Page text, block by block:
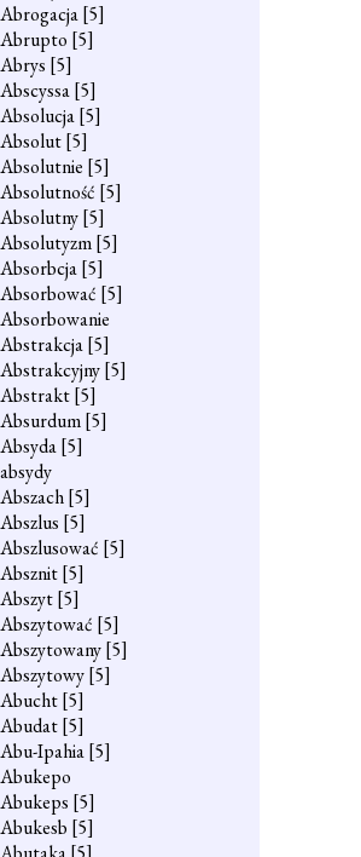
Abrogacja[5]
Abrupto [5]
Abrys [5]
Abscyssa[5]
Absolucja[5]
Absolut[5]
Absolutnie [5]
Absolutność [5]
Absolutny[5]
Absolutyzm[5]
Absorbcja[5]
Absorbować [5]
Absorbowanie
Abstrakcja[5]
Abstrakcyjny[5]
Abstrakt[5]
Absurdum[5]
Absyda[5]
absydy
Abszach[5]
Abszlus [5]
Abszlusować [5]
Absznit[5]
Abszyt[5]
Abszytować [5]
Abszytowany[5]
Abszytowy[5]
Abucht[5]
Abudat[5]
Abu-Ipahia[5]
Abukepo
Abukeps [5]
Abukesb [5]